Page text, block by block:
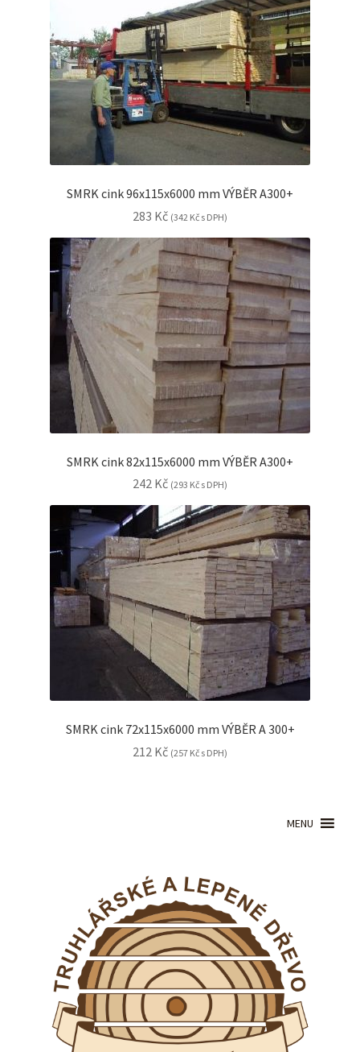
SMRK cink 96x115x6000 mm VÝBĚR A300+
283 Kč (342 Kč s DPH)
SMRK cink 82x115x6000 mm VÝBĚR A300+
242 Kč (293 Kč s DPH)
SMRK cink 72x115x6000 mm VÝBĚR A 300+
212 Kč (257 Kč s DPH)
MENU